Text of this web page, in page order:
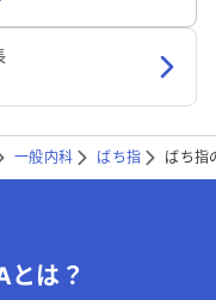
一般内科 ばち指 ばち指
とは？